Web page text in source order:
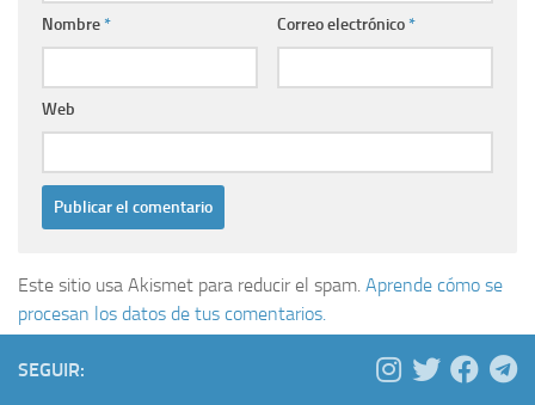
Nombre* Correo electrónico*
Web
Este sitio usa Akismet para reducir el spam. Aprende cómo se
procesan los datos de tus comentarios.
SEGUIR: